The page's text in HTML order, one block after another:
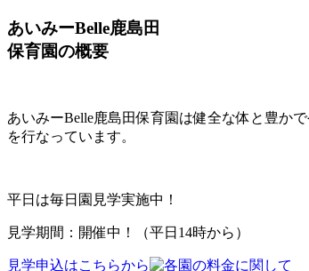
あいみーBelle鹿島田
保育園の概要
あいみーBelle鹿島田保育園は健全な体と豊か
を行なっています。
平日は毎日園見学実施中！
見学期間：開催中！（平日14時から）
見学申込はこちらから